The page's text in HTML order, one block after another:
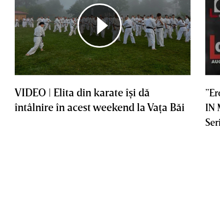
VIDEO | Elita din karate îşi dă
întâlnire în acest weekend la Vaţa Băi
IN